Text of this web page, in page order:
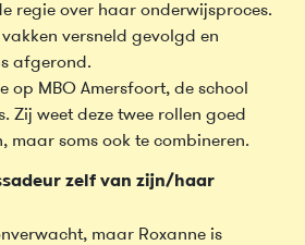
regie over haar onderwijsproces.
versneld gevolgd en
afgerond.
op MBO Amersfoort, de school
Zij weet deze twee rollen goed
maar soms ook te combineren.
zelf van zijn/haar
maar Roxanne is